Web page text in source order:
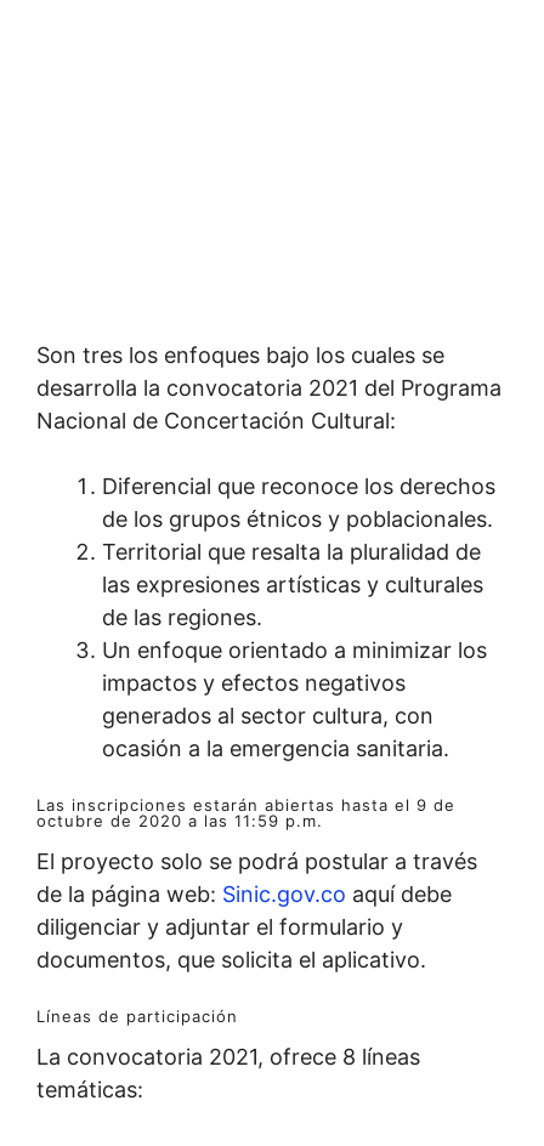
Son tres los enfoques bajo los cuales se
desarrolla la convocatoria 2021 del Programa
Nacional de Concertación Cultural:
Diferencial que reconoce los derechos
de los grupos étnicos y poblacionales.
Territorial que resalta la pluralidad de
las expresiones artísticas y culturales
de las regiones.
Un enfoque orientado a minimizar los
impactos y efectos negativos
generados al sector cultura, con
ocasión a la emergencia sanitaria.
Las inscripciones estarán abiertas hasta el 9 de
octubre de 2020 a las 11:59 p.m.
El proyecto solo se podrá postular a través
de la página web: Sinic.gov.co aquí debe
diligenciar y adjuntar el formulario y
documentos, que solicita el aplicativo.
Líneas de participación
La convocatoria 2021, ofrece 8 líneas
temáticas: